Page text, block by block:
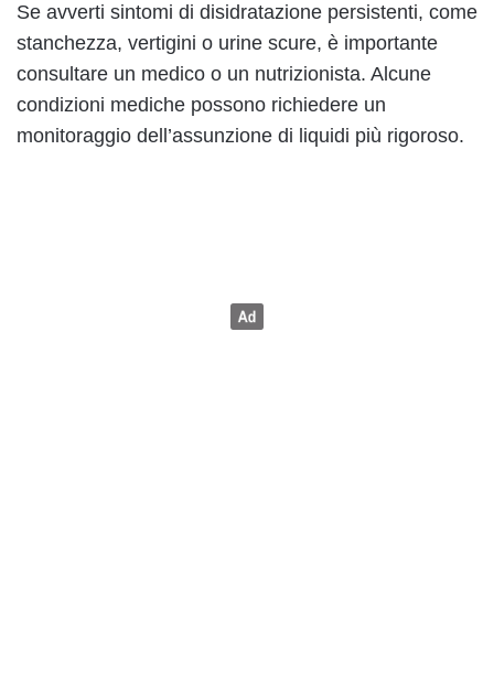
Se avverti sintomi di disidratazione persistenti, come
stanchezza, vertigini o urine scure, è importante
consultare un medico o un nutrizionista. Alcune
condizioni mediche possono richiedere un
monitoraggio dell’assunzione di liquidi più rigoroso.